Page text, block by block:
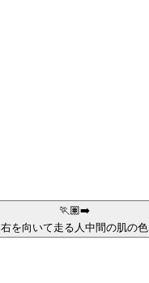
🏃🏽‍➡️
右を向いて走る人 中間の肌の色